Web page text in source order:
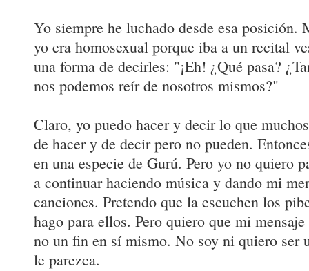
Yo siempre he luchado desde esa posición.
yo era homosexual porque iba a un recital
una forma de decirles: "¡Eh! ¿Qué pasa?
nos podemos reír de nosotros mismos?"
Claro, yo puedo hacer y decir lo que
de hacer y de decir pero no pueden.
en una especie de Gurú. Pero yo no quiero
a continuar haciendo música y dando mi
canciones. Pretendo que la escuchen los
hago para ellos. Pero quiero que mi
no un fin en sí mismo. No soy ni quiero ser
le parezca.